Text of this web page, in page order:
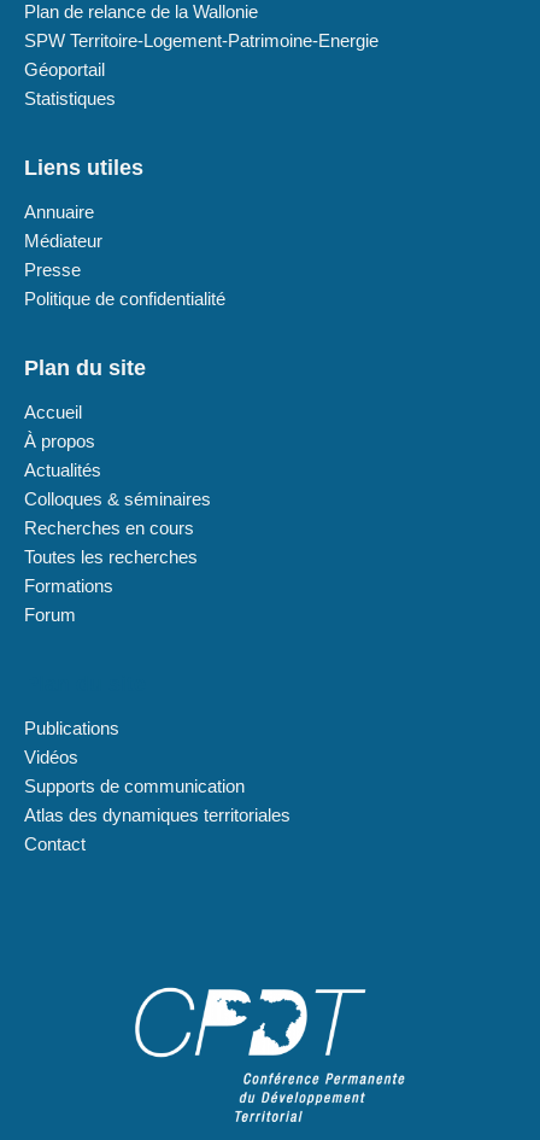
Plan de relance de la Wallonie
SPW Territoire-Logement-Patrimoine-Energie
Géoportail
Statistiques
Liens utiles
Annuaire
Médiateur
Presse
Politique de confidentialité
Plan du site
Accueil
À propos
Actualités
Colloques & séminaires
Recherches en cours
Toutes les recherches
Formations
Forum
Publications
Vidéos
Supports de communication
Atlas des dynamiques territoriales
Contact